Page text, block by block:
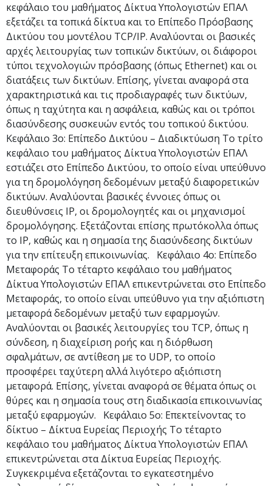
κεφάλαιο του μαθήματος Δίκτυα Υπολογιστών ΕΠΑΛ
εξετάζει τα τοπικά δίκτυα και το Επίπεδο Πρόσβασης
Δικτύου του μοντέλου TCP/IP. Αναλύονται οι βασικές
αρχές λειτουργίας των τοπικών δικτύων, οι διάφοροι
τύποι τεχνολογιών πρόσβασης (όπως Ethernet) και οι
διατάξεις των δικτύων. Επίσης, γίνεται αναφορά στα
χαρακτηριστικά και τις προδιαγραφές των δικτύων,
όπως η ταχύτητα και η ασφάλεια, καθώς και οι τρόποι
διασύνδεσης συσκευών εντός του τοπικού δικτύου.
Κεφάλαιο 3ο: Επίπεδο Δικτύου – Διαδικτύωση Το τρίτο
κεφάλαιο του μαθήματος Δίκτυα Υπολογιστών ΕΠΑΛ
εστιάζει στο Επίπεδο Δικτύου, το οποίο είναι υπεύθυνο
για τη δρομολόγηση δεδομένων μεταξύ διαφορετικών
δικτύων. Αναλύονται βασικές έννοιες όπως οι
διευθύνσεις IP, οι δρομολογητές και οι μηχανισμοί
δρομολόγησης. Εξετάζονται επίσης πρωτόκολλα όπως
το IP, καθώς και η σημασία της διασύνδεσης δικτύων
για την επίτευξη επικοινωνίας. Κεφάλαιο 4ο: Επίπεδο
Μεταφοράς Το τέταρτο κεφάλαιο του μαθήματος
Δίκτυα Υπολογιστών ΕΠΑΛ επικεντρώνεται στο Επίπεδο
Μεταφοράς, το οποίο είναι υπεύθυνο για την αξιόπιστη
μεταφορά δεδομένων μεταξύ των εφαρμογών.
Αναλύονται οι βασικές λειτουργίες του TCP, όπως η
σύνδεση, η διαχείριση ροής και η διόρθωση
σφαλμάτων, σε αντίθεση με το UDP, το οποίο
προσφέρει ταχύτερη αλλά λιγότερο αξιόπιστη
μεταφορά. Επίσης, γίνεται αναφορά σε θέματα όπως οι
θύρες και η σημασία τους στη διαδικασία επικοινωνίας
μεταξύ εφαρμογών. Κεφάλαιο 5ο: Επεκτείνοντας το
δίκτυο – Δίκτυα Ευρείας Περιοχής Το τέταρτο
κεφάλαιο του μαθήματος Δίκτυα Υπολογιστών ΕΠΑΛ
επικεντρώνεται στα Δίκτυα Ευρείας Περιοχής.
Συγκεκριμένα εξετάζονται το εγκατεστημένο